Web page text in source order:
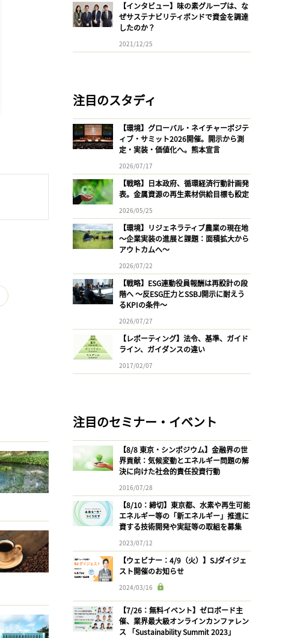
【インタビュー】味の素グループは、な
ぜサステナビリティボンドで資金を調達
したのか？
2021/12/25
注目のスタディ
【環境】グローバル・ネイチャーポジテ
ィブ・サミット2026開催。開示から測
定・実装・価値化へ。熊本宣言
2026/07/17
【戦略】日本政府、循環経済行動計画発
表。金属資源の再生素材供給目標も設定
2026/05/25
【環境】リジェネラティブ農業の現在地
〜企業実装の進展と課題：面積拡大から
アウトカムへ〜
2026/07/22
【戦略】ESG連動役員報酬は再設計の段
階へ 〜反ESG圧力とSSBJ開示に耐えう
るKPIの条件〜
2026/07/27
【レポーティング】法令、基準、ガイド
ライン、ガイダンスの違い
2017/02/07
注目のセミナー・イベント
【8/8 東京・シンポジウム】金融界の世
界貢献：気候変動とエネルギー問題の解
決に向けた社会的責任投資行動
2016/07/28
【8/10：締切】東京都、水素や再生可能
エネルギー等の「新エネルギー」推進に
資する技術開発や実証等の取組を募集
2023/07/12
【ウェビナー：4/9（火）】SJダイジェ
スト開催のお知らせ
2024/03/16
【7/26：無料イベント】ゼロボード主
催、業界最大級オンラインカンファレン
ス 「Sustainability Summit 2023」